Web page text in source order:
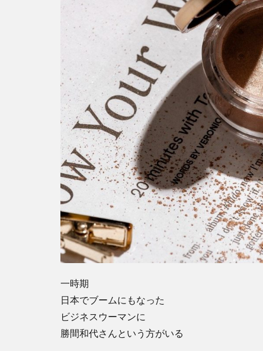
一時期
日本でブームにもなった
ビジネスウーマンに
勝間和代さんという方がいる